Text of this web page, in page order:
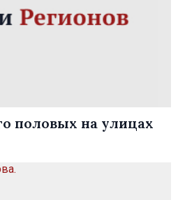
половых на улицах